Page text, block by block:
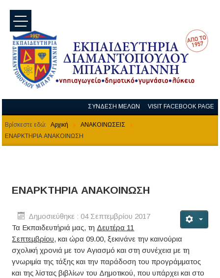
ΣΥΝΔΕΣΗ ΜΕΛΩΝ VISIT FACEBOOK PAGE
Βρίσκεστε εδώ: Αρχική
ΑΝΑΚΟΙΝΩΣΕΙΣ
ΕΝΑΡΚΤΗΡΙΑ ΑΝΑΚΟΙΝΩΣΗ
ΕΝΑΡΚΤΗΡΙΑ ΑΝΑΚΟΙΝΩΣΗ
Δημοσιεύθηκε : 04 Σεπτεμβρίου 2017
Τα Εκπαιδευτήριά μας, τη Δευτέρα 11
Σεπτεμβρίου, και ώρα 09.00, ξεκινάνε την καινούρια
σχολική χρονιά με τον Αγιασμό και στη συνέχεια με τη
γνωριμία της τάξης και την παράδοση του προγράμματος
και της λίστας βιβλίων του Δημοτικού, που υπάρχει και στο